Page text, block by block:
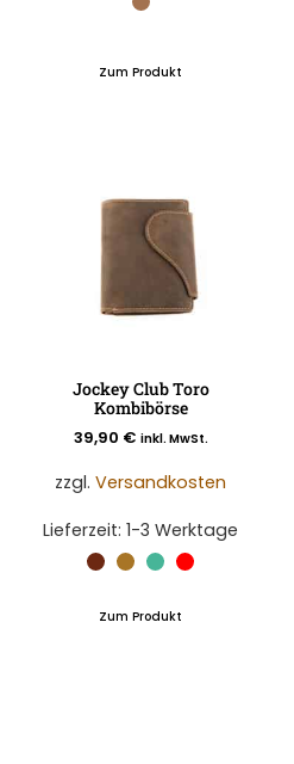
Zum Produkt
Jockey Club Toro
Kombibörse
39,90 € inkl. MwSt.
zzgl.Versandkosten
Lieferzeit:1-3 Werktage
Zum Produkt